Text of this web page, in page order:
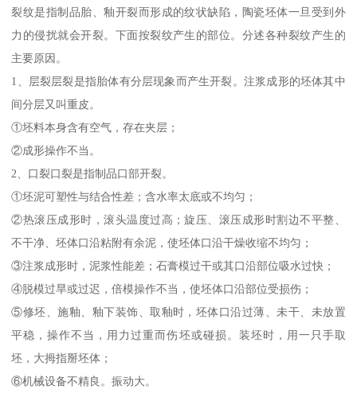
裂纹是指制品胎、釉开裂而形成的纹状缺陷，陶瓷坯体一旦受到外
力的侵扰就会开裂。下面按裂纹产生的部位。分述各种裂纹产生的
主要原因。
1、层裂层裂是指胎体有分层现象而产生开裂。注浆成形的坯体其中
间分层又叫重皮。
①坯料本身含有空气，存在夹层；
②成形操作不当。
2、口裂口裂是指制品口部开裂。
①坯泥可塑性与结合性差；含水率太底或不均匀；
②热滚压成形时，滚头温度过高；旋压、滚压成形时割边不平整、
不干净、坯体口沿粘附有余泥，使坯体口沿干燥收缩不均匀；
③注浆成形时，泥浆性能差；石膏模过干或其口沿部位吸水过快；
④脱模过旱或过迟，倍模操作不当，使坯体口沿部位受损伤；
⑤修坯、施釉、釉下装饰、取釉时，坯体口沿过薄、未干、未放置
平稳，操作不当，用力过重而伤坯或碰损。装坯时，用一只手取
坯，大拇指掰坯体；
⑥机械设备不精良。振动大。